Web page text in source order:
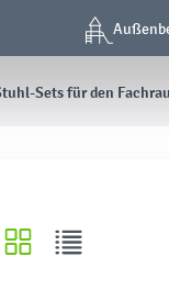
Sets für den